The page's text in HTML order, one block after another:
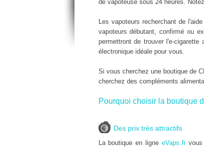
de vapoteuse sous 24 heures.
Les vapoteurs recherchant de
vapoteurs débutant, confirmé ou
permettront de trouver l'e-
électronique idéale pour vous.
Si vous cherchez une boutique de
cherchez des compléments
Pourquoi choisir la boutique
Des prix très attractifs
La boutique en ligneeVaps.frvous